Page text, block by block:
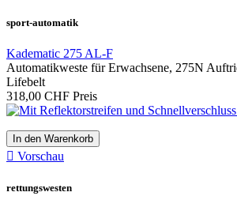
sport-automatik
Kadematic 275 AL-F
Automatikweste für Erwachsene, 275N
Lifebelt
318,00 CHF Preis
In den Warenkorb
 Vorschau
rettungswesten